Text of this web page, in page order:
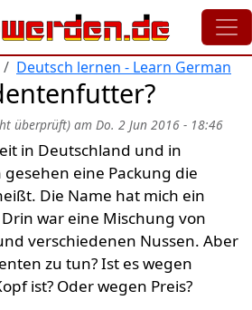
Deutsch lernen - Learn German
überprüft) am Do. 2 Jun 2016 - 18:46
in Deutschland und in
eine Packung die
Die Name hat mich ein
war eine Mischung von
verschiedenen Nussen. Aber
zu tun? Ist es wegen
ist? Oder wegen Preis?